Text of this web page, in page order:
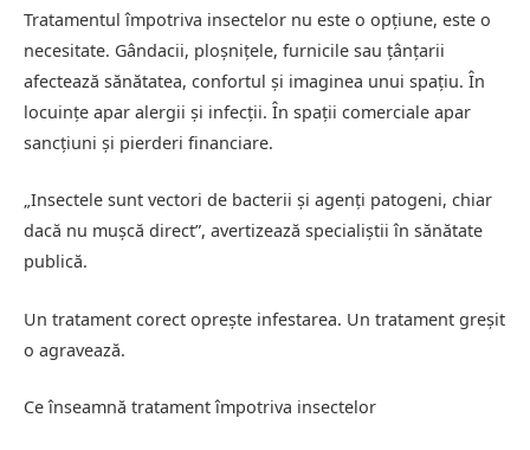
Tratamentul împotriva insectelor nu este o opțiune, este o
necesitate. Gândacii, ploșnițele, furnicile sau țânțarii
afectează sănătatea, confortul și imaginea unui spațiu. În
locuințe apar alergii și infecții. În spații comerciale apar
sancțiuni și pierderi financiare.
„Insectele sunt vectori de bacterii și agenți patogeni, chiar
dacă nu mușcă direct”, avertizează specialiștii în sănătate
publică.
Un tratament corect oprește infestarea. Un tratament greșit
o agravează.
Ce înseamnă tratament împotriva insectelor